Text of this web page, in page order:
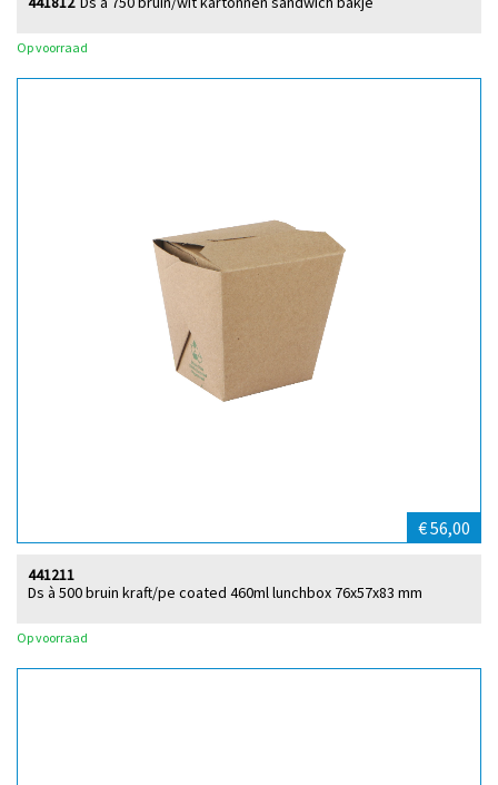
Op voorraad
€ 56,00
Ds à 500 bruin kraft/pe coated 460ml lunchbox 76x57x83 mm
441211
Op voorraad